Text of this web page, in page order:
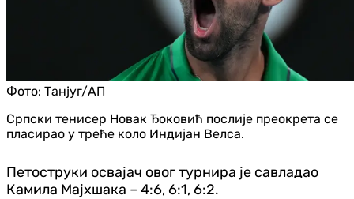
Фото: Танјуг/АП
Српски тенисер Новак Ђоковић послије преокрета се
пласирао у треће коло Индијан Велса.
Петоструки освајач овог турнира је савладао
Камила Мајхшака – 4:6, 6:1, 6:2.